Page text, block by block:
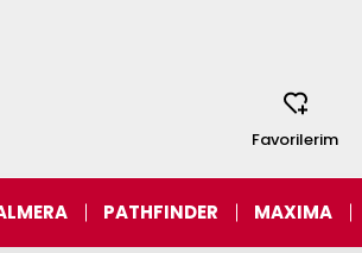
Favorilerim
PATHFINDER MAXIMA